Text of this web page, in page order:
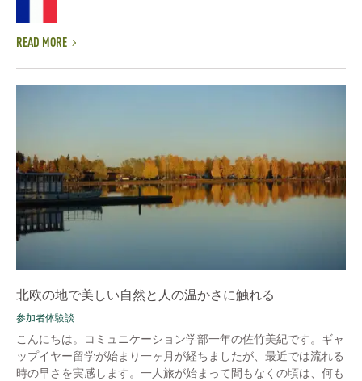
READ MORE
北欧の地で美しい自然と人の温かさに触れる
参加者体験談
こんにちは。コミュニケーション学部一年の佐竹美紀です。ギャ
ップイヤー留学が始まり一ヶ月が経ちましたが、最近では流れる
時の早さを実感します。一人旅が始まって間もなくの頃は、何も